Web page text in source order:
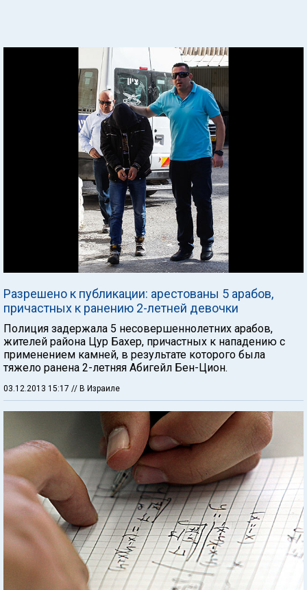
Разрешено к публикации: арестованы 5 арабов,
причастных к ранению 2-летней девочки
Полиция задержала 5 несовершеннолетних арабов,
жителей района Цур Бахер, причастных к нападению с
применением камней, в результате которого была
тяжело ранена 2-летняя Абигейл Бен-Цион.
03.12.2013 15:17 // В Израиле